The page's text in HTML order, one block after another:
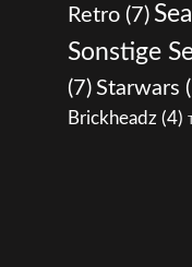
Retro (7)
Sonstige
(7) Starwars
Brickheadz (4)